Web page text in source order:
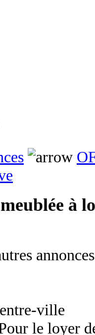
à
ville
le loyer